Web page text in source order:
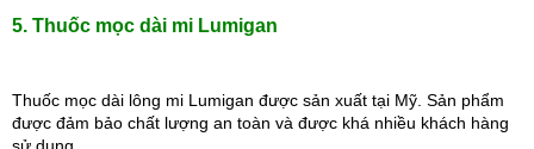
5. Thuốc mọc dài mi Lumigan
Thuốc mọc dài lông mi Lumigan được sản xuất tại Mỹ. Sản phẩm
được đảm bảo chất lượng an toàn và được khá nhiều khách hàng